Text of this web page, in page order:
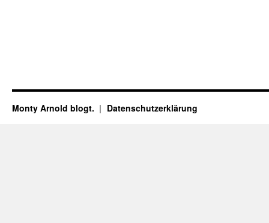
Monty Arnold blogt. Datenschutz­erklärung